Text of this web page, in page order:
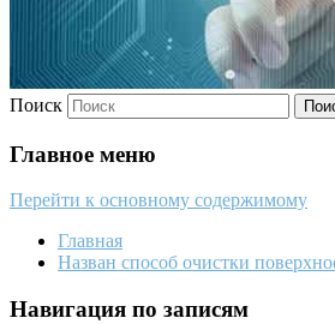
Поиск
Главное меню
Перейти к основному содержимому
Главная
Назван способ очистки
Навигация по записям